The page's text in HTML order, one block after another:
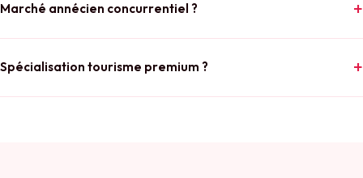
Marché annécien concurrentiel ?
Spécialisation tourisme premium ?